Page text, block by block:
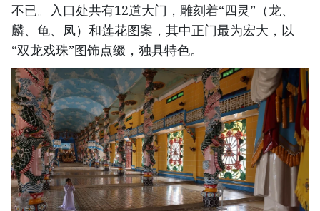
不已。入口处共有12道大门，雕刻着“四灵”（龙、
麟、龟、凤）和莲花图案，其中正门最为宏大，以
“双龙戏珠”图饰点缀，独具特色。